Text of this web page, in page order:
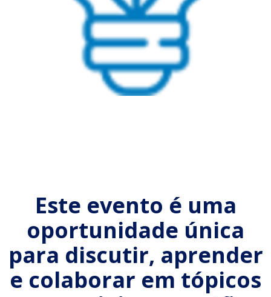
Este evento é uma
oportunidade única
para discutir, aprender
e colaborar em tópicos